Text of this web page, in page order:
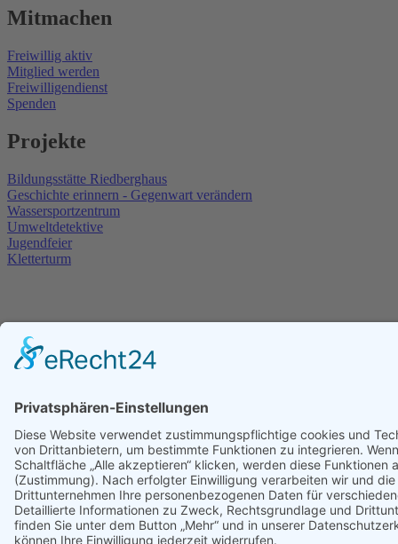
Mitmachen
Freiwillig aktiv
Mitglied werden
Freiwilligendienst
Spenden
Projekte
Bildungsstätte Riedberghaus
Geschichte erinnern - Gegenwart verändern
Wassersportzentrum
Umweltdetektive
Jugendfeier
Kletterturm